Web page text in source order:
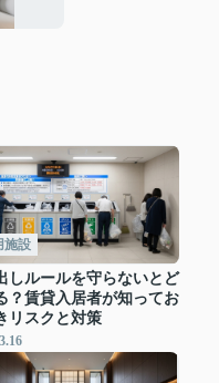
施設
しルールを守らないとど
？賃貸入居者が知ってお
リスクと対策